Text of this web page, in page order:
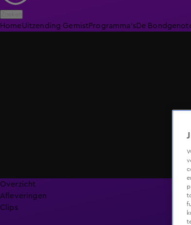
HomeUitzending GemistProgramma'sDe
Overzicht
Afleveringen
Clips